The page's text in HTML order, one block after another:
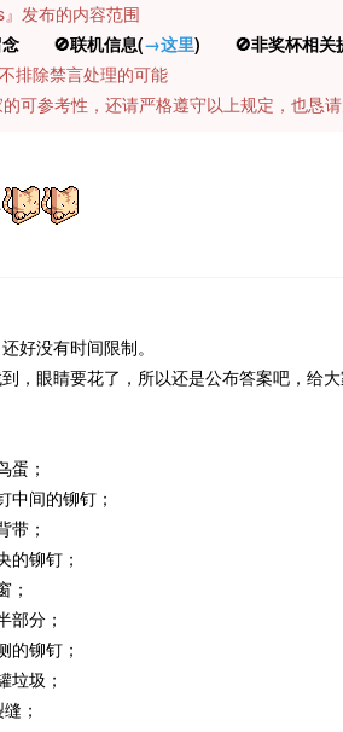
发布的内容范围
🚫联机信息(→这里) 🚫非奖杯相关
排除禁言处理的可能
可参考性，还请严格遵守以上规定，也恳
好没有时间限制。
，眼睛要花了，所以还是公布答案吧，给
蛋；
中间的铆钉；
带；
的铆钉；
；
部分；
的铆钉；
垃圾；
；